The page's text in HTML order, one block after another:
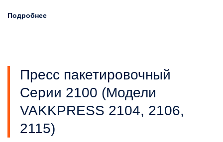
Подробнее
Пресс пакетировочный
Серии 2100 (Модели
VAKKPRESS 2104, 2106,
2115)